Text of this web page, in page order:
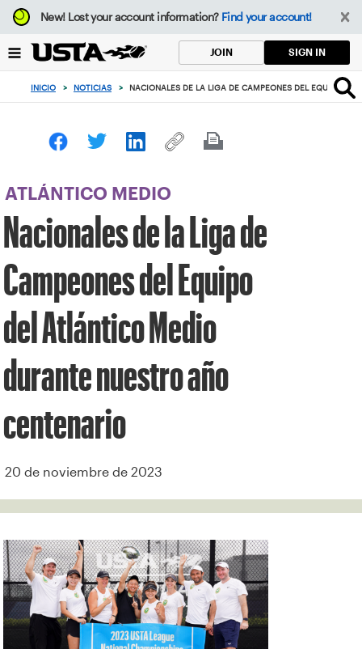
Enfoque
desde
botón
volver
principio
New!Lost your account information? Find your account!
JOIN SIGN IN
INICIO > NOTICIAS > NACIONALES DE LA LIGA DE CAMPEONES DEL EQUIPO
ATLÁNTICO MEDIO
Nacionales de la Liga de
Campeones del Equipo
del Atlántico Medio
durante nuestro año
centenario
20 de noviembre de 2023